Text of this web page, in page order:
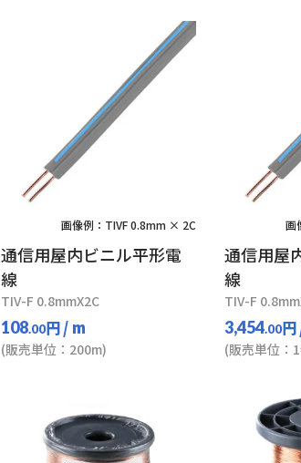
画像例：TIVF 0.8mm × 2C
通信用屋内ビニル平形電
線
TIV-F 0.8mmX2C
108.00円/ m
(販売単位：200m)
画
通信用屋
線
TIV-F
3,454.00円
(販売単位：